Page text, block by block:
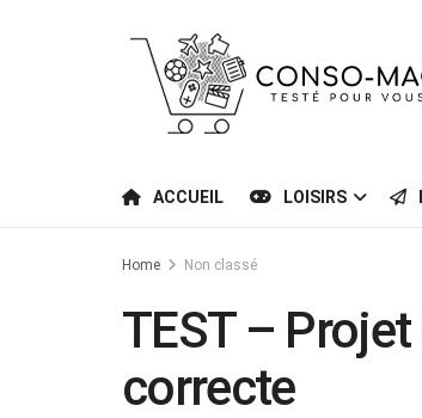
ACCUEIL LOISIRS
Home Non classé
TEST –
correcte